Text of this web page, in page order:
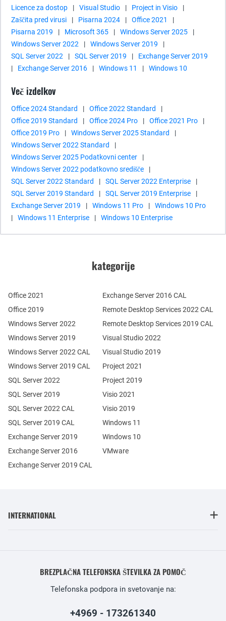
Licence za dostop
| Visual Studio | Project in Visio
|
Zaščita pred virusi
| Pisarna 2024 | Office 2021
|
Pisarna 2019
| Microsoft 365 | Windows Server 2025
|
Windows Server 2022
| Windows Server 2019
|
SQL Server 2022
| SQL Server 2019 |
Exchange Server 2019
|
Exchange Server 2016 | Windows 11 | Windows 10
Več izdelkov
Office 2024 Standard | Office 2022 Standard
|
Office 2019 Standard
| Office 2024 Pro | Office 2021 Pro
|
Office 2019 Pro
| Windows Server 2025 Standard
|
Windows Server 2022 Standard
|
Windows Server 2025 Podatkovni center
|
Windows Server 2022 podatkovno središče
|
SQL Server 2022 Standard
| SQL Server 2022 Enterprise
|
SQL Server 2019 Standard
| SQL Server 2019 Enterprise
|
Exchange Server 2019
| Windows 11 Pro |
Windows 10 Pro
|
Windows 11 Enterprise | Windows 10 Enterprise
kategorije
Office 2021
Office 2019
Windows Server 2022
Windows Server 2019
Exchange Server 2019
Exchange Server 2016
SQL Server 2022
SQL Server 2019
Windows Server 2022 CAL
Windows Server 2019 CAL
SQL Server 2022 CAL
SQL Server 2019 CAL
Remote Desktop Services 2022 CAL
Remote Desktop Services 2019 CAL
Exchange Server 2019 CAL
Exchange Server 2016 CAL
Visual Studio 2022
Visual Studio 2019
Project 2021
Project 2019
Visio 2021
Visio 2019
Windows 11
Windows 10
VMware
INTERNATIONAL
BREZPLAČNA TELEFONSKA ŠTEVILKA ZA POMOČ
Telefonska podpora in svetovanje na:
+4969 - 173261340